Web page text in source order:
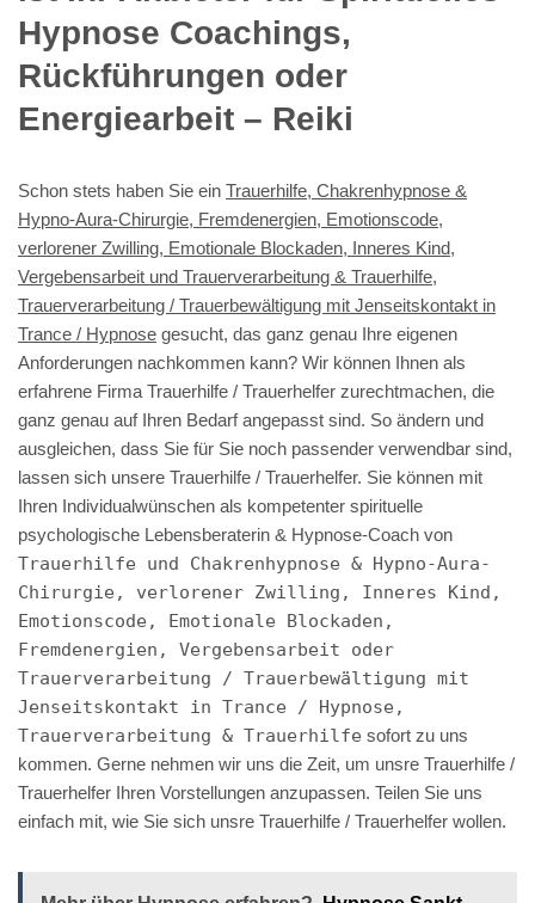
Hypnose Coachings,
Rückführungen oder
Energiearbeit – Reiki
Schon stets haben Sie ein Trauerhilfe, Chakrenhypnose &
Hypno-Aura-Chirurgie, Fremdenergien, Emotionscode,
verlorener Zwilling, Emotionale Blockaden, Inneres Kind,
Vergebensarbeit und Trauerverarbeitung & Trauerhilfe,
Trauerverarbeitung / Trauerbewältigung mit Jenseitskontakt in
Trance / Hypnose gesucht, das ganz genau Ihre eigenen
Anforderungen nachkommen kann? Wir können Ihnen als
erfahrene Firma Trauerhilfe / Trauerhelfer zurechtmachen, die
ganz genau auf Ihren Bedarf angepasst sind. So ändern und
ausgleichen, dass Sie für Sie noch passender verwendbar sind,
lassen sich unsere Trauerhilfe / Trauerhelfer. Sie können mit
Ihren Individualwünschen als kompetenter spirituelle
psychologische Lebensberaterin & Hypnose-Coach von
Trauerhilfe und Chakrenhypnose & Hypno-Aura-
Chirurgie, verlorener Zwilling, Inneres Kind,
Emotionscode, Emotionale Blockaden,
Fremdenergien, Vergebensarbeit oder
Trauerverarbeitung / Trauerbewältigung mit
Jenseitskontakt in Trance / Hypnose,
Trauerverarbeitung & Trauerhilfe sofort zu uns
kommen. Gerne nehmen wir uns die Zeit, um unsre Trauerhilfe /
Trauerhelfer Ihren Vorstellungen anzupassen. Teilen Sie uns
einfach mit, wie Sie sich unsre Trauerhilfe / Trauerhelfer wollen.